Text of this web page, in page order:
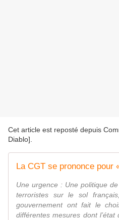
Cet article est reposté depuis
Diablo]
Une urgence : Une politique
terroristes sur le sol
gouvernement ont fait le
différentes mesures dont l’état